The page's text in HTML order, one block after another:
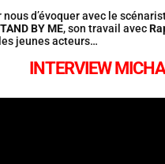
nous d’évoquer avec le
BY ME, son travail avec
jeunes acteurs…
INTERVIEW